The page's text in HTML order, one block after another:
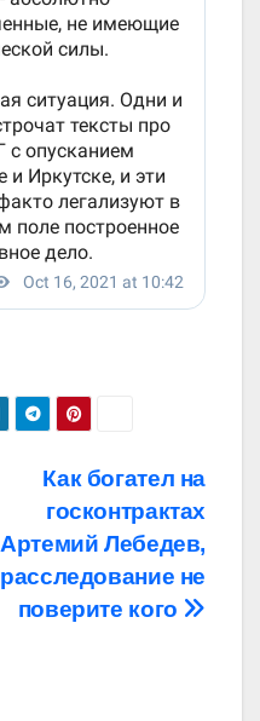
Как богател на
госконтрактах
Артемий Лебедев,
расследование не
поверите кого